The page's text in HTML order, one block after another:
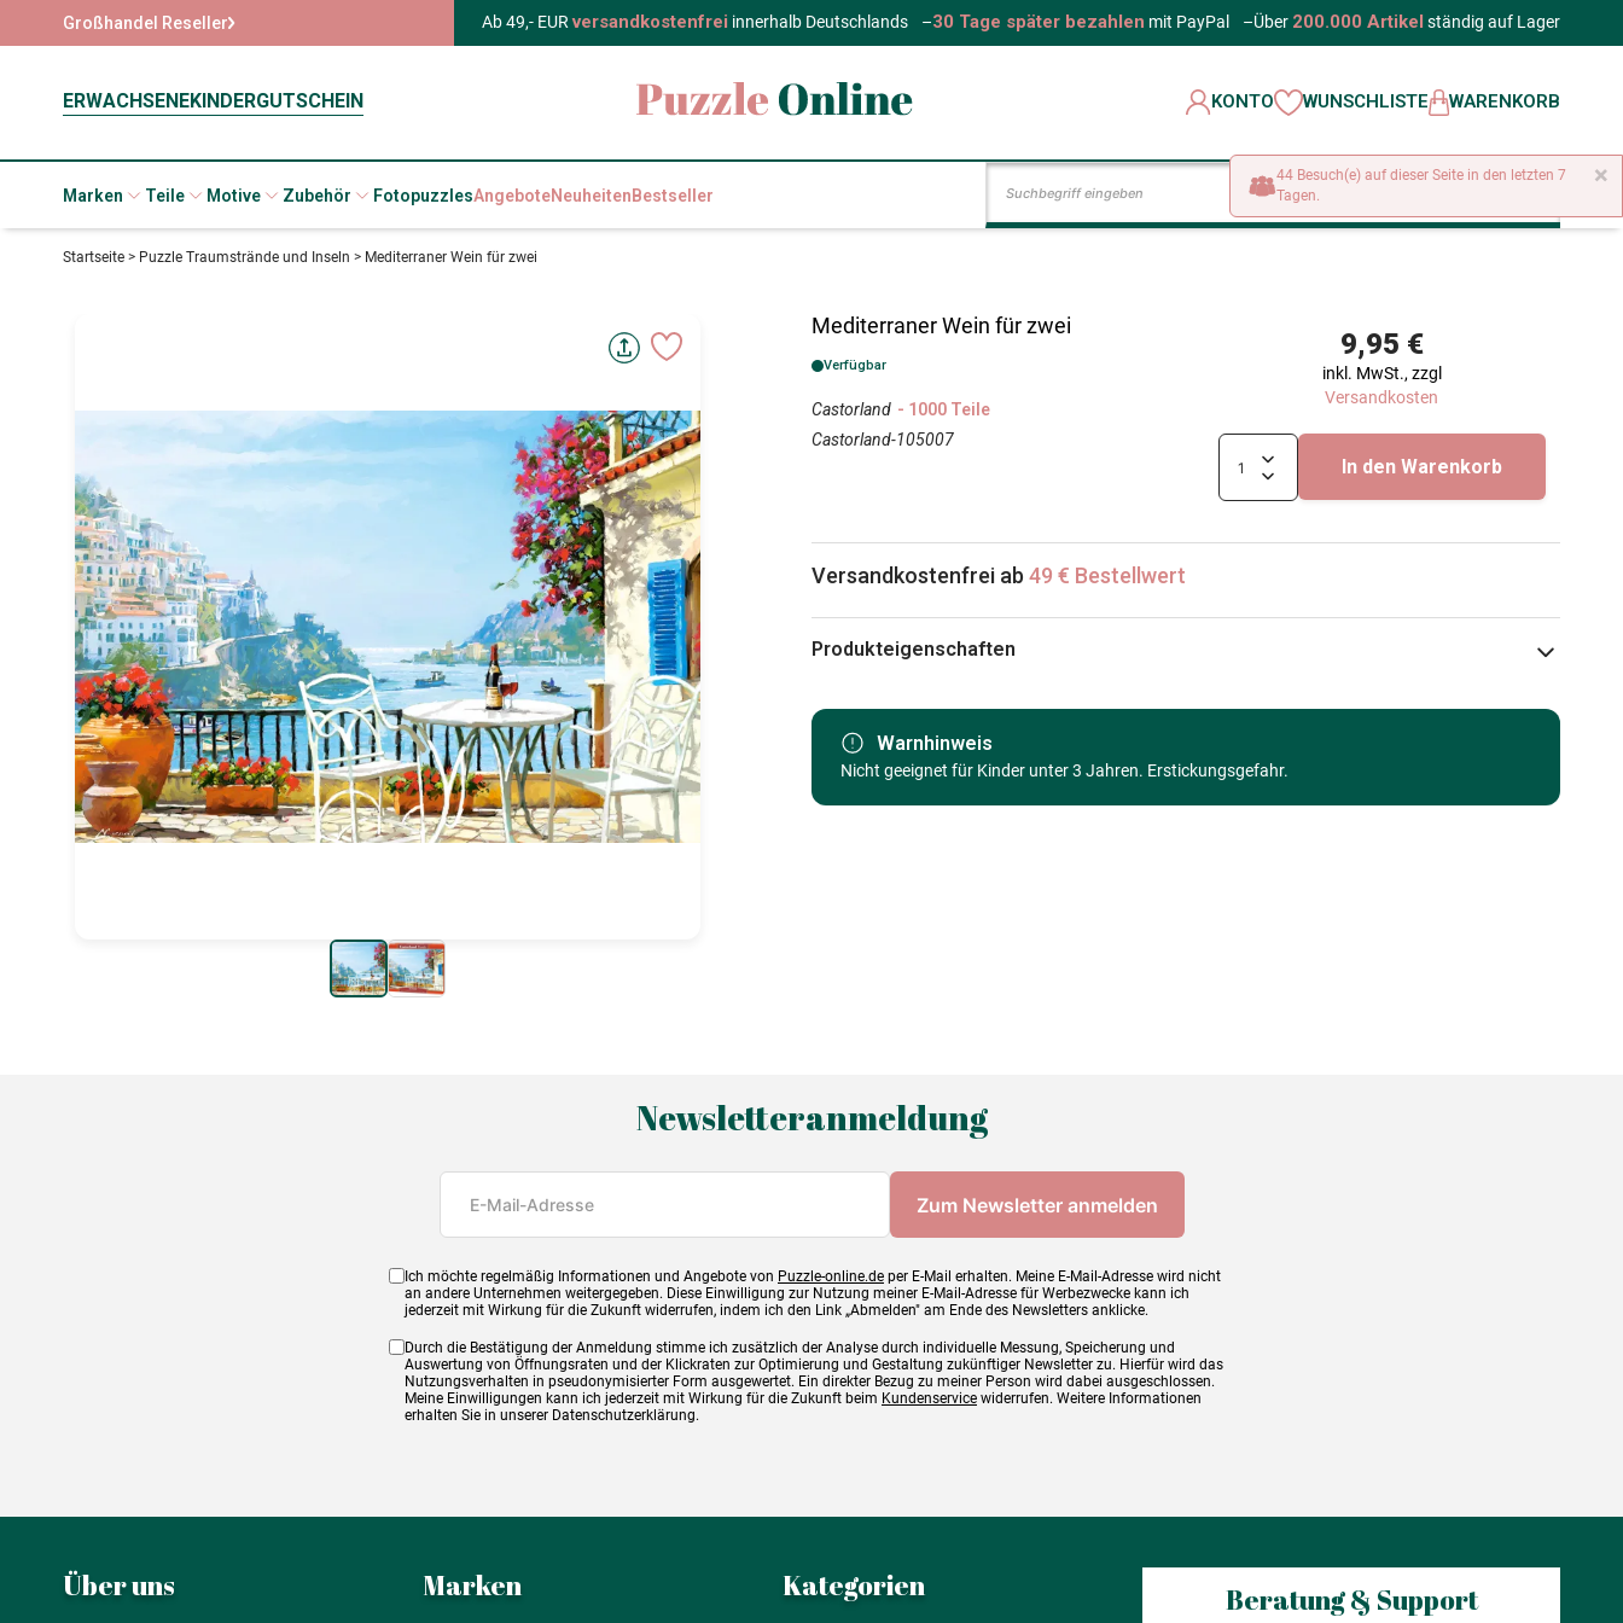
Großhandel Reseller Ab 49,- EURversandkostenfrei innerhalb Deutschlands –30 Tage später bezahlen mit PayPal –Über 200.000 Artikel ständig auf Lager
ERWACHSENEKINDERGUTSCHEIN KONTO WUNSCHLISTE WARENKORB
Marken Teile Motive Zubehör FotopuzzlesAngeboteNeuheitenBestseller
Startseite > Puzzle Traumstrände und Inseln > Mediterraner Wein für zwei
Mediterraner Wein für zwei
Verfügbar
Castorland - 1000 Teile
Castorland-105007
9,95 €
inkl. MwSt., zzgl
Versandkosten
In den Warenkorb
Versandkostenfrei ab 49 € Bestellwert
Produkteigenschaften
Kategorie
Puzzle für Erwachsene (500 bis 48000 Teile)
Warnhinweis
Nicht geeignet für Kinder unter 3 Jahren. Erstickungsgefahr.
Newsletteranmeldung
Ich möchte regelmäßig Informationen und Angebote von Puzzle-online.de per E-Mail erhalten. Meine E-Mail-Adresse wird nicht
an andere Unternehmen weitergegeben. Diese Einwilligung zur Nutzung meiner E-Mail-Adresse für Werbezwecke kann ich
jederzeit mit Wirkung für die Zukunft widerrufen, indem ich den Link „Abmelden" am Ende des Newsletters anklicke.
Durch die Bestätigung der Anmeldung stimme ich zusätzlich der Analyse durch individuelle Messung, Speicherung und
Auswertung von Öffnungsraten und der Klickraten zur Optimierung und Gestaltung zukünftiger Newsletter zu. Hierfür wird das
Nutzungsverhalten in pseudonymisierter Form ausgewertet. Ein direkter Bezug zu meiner Person wird dabei ausgeschlossen.
Meine Einwilligungen kann ich jederzeit mit Wirkung für die Zukunft beim Kundenservice widerrufen. Weitere Informationen
erhalten Sie in unserer Datenschutzerklärung.
Über uns Marken Kategorien Beratung & Support
×
44 Besuch(e) auf dieser Seite in den letzten 7
Tagen.